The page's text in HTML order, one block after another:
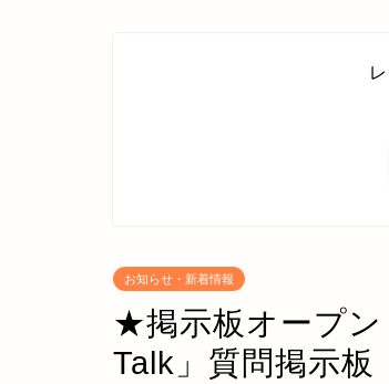
お知らせ・新着情報
★掲示板オープン
Talk」質問掲示板